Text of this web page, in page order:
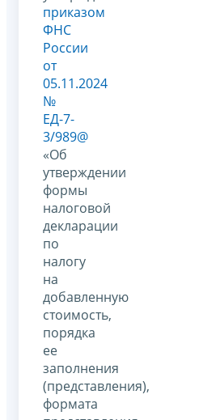
приказом
ФНС
России
от
05.11.2024
№
ЕД-7-
3/989@
«Об
утверждении
формы
налоговой
декларации
по
налогу
на
добавленную
стоимость,
порядка
ее
заполнения
(представления),
формата